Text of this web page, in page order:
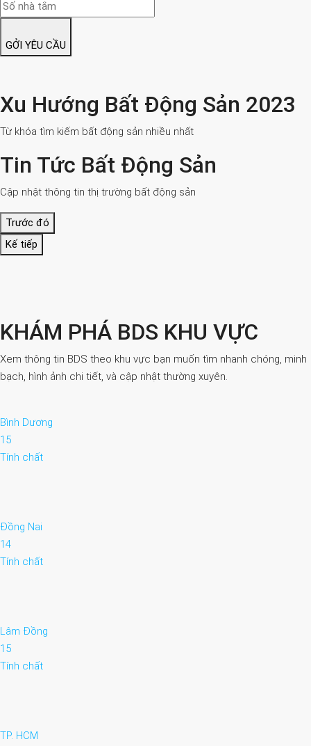
GỞI YÊU CẦU
Xu Hướng Bất Động Sản 2023
Từ khóa tìm kiếm bất động sản nhiều nhất
Tin Tức Bất Động Sản
Cập nhật thông tin thị trường bất động sản
Trước đó
Kế tiếp
KHÁM PHÁ BDS KHU VỰC
Xem thông tin BDS theo khu vực bạn muốn tìm nhanh chóng, minh
bạch, hình ảnh chi tiết, và cập nhật thường xuyên.
Bình Dương
15
Tính chất
Đồng Nai
14
Tính chất
Lâm Đồng
15
Tính chất
TP. HCM